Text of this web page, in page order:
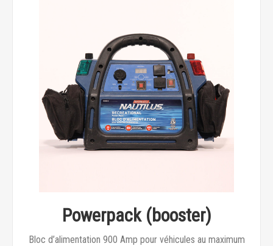
Powerpack (booster)
Bloc d’alimentation 900 Amp pour véhicules au maximum